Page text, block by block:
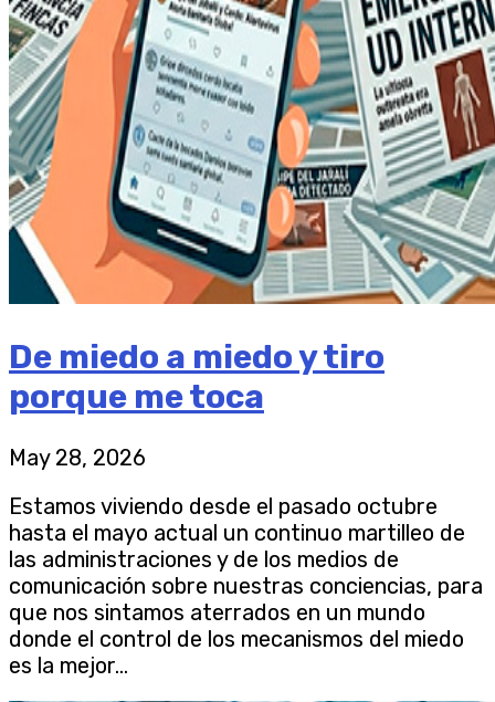
De miedo a miedo y tiro
porque me toca
May 28, 2026
Estamos viviendo desde el pasado octubre
hasta el mayo actual un continuo martilleo de
las administraciones y de los medios de
comunicación sobre nuestras conciencias, para
que nos sintamos aterrados en un mundo
donde el control de los mecanismos del miedo
es la mejor...